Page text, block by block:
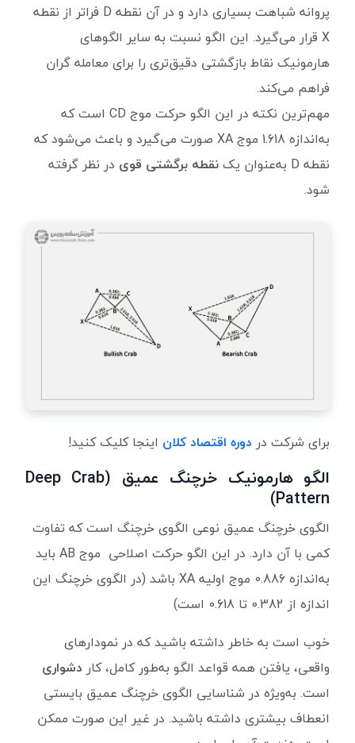
پروانه شباهت بسیاری دارد و در آن نقطه D فراتر از نقطه
X قرار می‌گیرد. این الگو نسبت به سایر الگوهای
هارمونیک نقاط بازگشتی دقیق‌تری را برای معامله گران
فراهم می‌کند.
مهم‌ترین نکته در این الگو حرکت موج CD است که
به‌اندازه 1.618 موج XA صورت می‌گیرد و باعث می‌شود که
نقطه D به‌عنوان یک
نقطه برگشتی قوی در نظر گرفته
شود.
برای شرکت در دوره اقتصاد کلان اینجا کلیک کنید!
الگو هارمونیک خرچنگ عمیق (Deep Crab
Pattern)
الگوی خرچنگ عمیق نوعی الگوی خرچنگ است که تفاوت
کمی با آن دارد. در این الگو حرکت اصلاحی موج AB باید
به‌اندازه 0.886 موج اولیه XA باشد (در الگوی خرچنگ این
اندازه از 0.382 تا 0.618 است)
خوب است به خاطر داشته باشید که در نمودارهای
واقعی، یافتن همه قواعد الگو به‌طور کامل، کار دشواری
است. به‌ویژه در شناسایی الگوی خرچنگ عمیق بایستی
انعطاف بیشتری داشته باشید. در غیر این صورت ممکن